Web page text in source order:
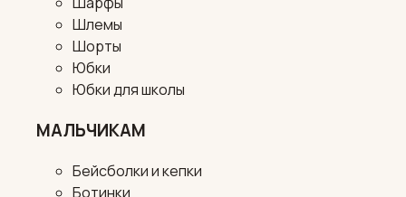
Шлемы
Шорты
Юбки
Юбки для школы
МАЛЬЧИКАМ
Бейсболки и кепки
Ботинки